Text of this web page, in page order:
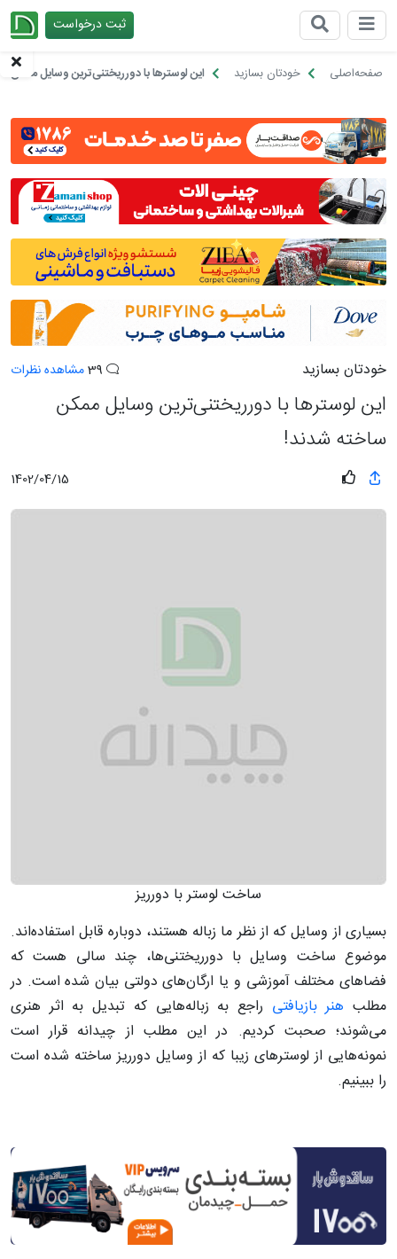
ثبت درخواست
صفحه‌اصلی خودتان بسازید این لوسترها با دورریختنی‌ترین وسایل ممکن
خودتان بسازید مشاهده نظرات
این لوسترها با دورریختنی‌ترین وسایل ممکن
ساخته شدند!
1402/04/15
ساخت لوستر با دورریز
بسیاری از وسایل که از نظر ما زباله هستند، دوباره قابل استفاده‌اند.
موضوع ساخت وسایل با دورریختنی‌ها، چند سالی هست که
فضاهای مختلف آموزشی و یا ارگان‌های دولتی بیان شده است. در
مطلب هنر بازیافتی راجع به زباله‌هایی که تبدیل به اثر هنری
می‌شوند؛ صحبت کردیم. در این مطلب از چیدانه قرار است
نمونه‌هایی از لوسترهای زیبا که از وسایل دورریز ساخته شده است
را ببینیم.